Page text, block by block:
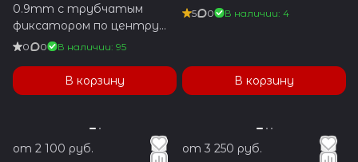
0.9mm с трубчатым
фиксатором по центру
1.2x5.9mm
0 0 В наличии: 95
В корзину
5 0 В наличии: 4
В корзину
от 2 100 руб.
от 3 250 руб.